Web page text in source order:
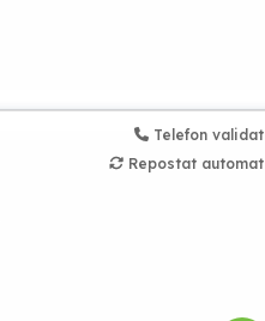
Telefon validat
Repostat automat